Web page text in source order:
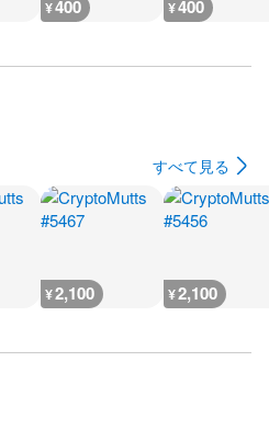
¥400 ¥400
すべて見る
¥2,100 ¥2,100